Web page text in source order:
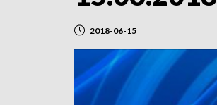
2018-06-15